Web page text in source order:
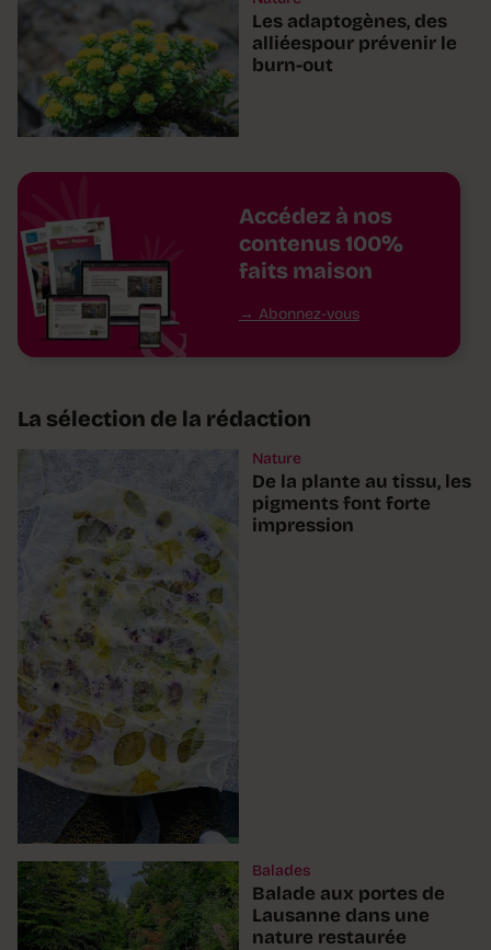
Les adaptogènes, des
alliéespour prévenir le
burn-out
Accédez à nos
contenus 100%
faits maison
Abonnez-vous
La sélection de la rédaction
Nature
De la plante au tissu, les
pigments font forte
impression
Balades
Balade aux portes de
Lausanne dans une
nature restaurée